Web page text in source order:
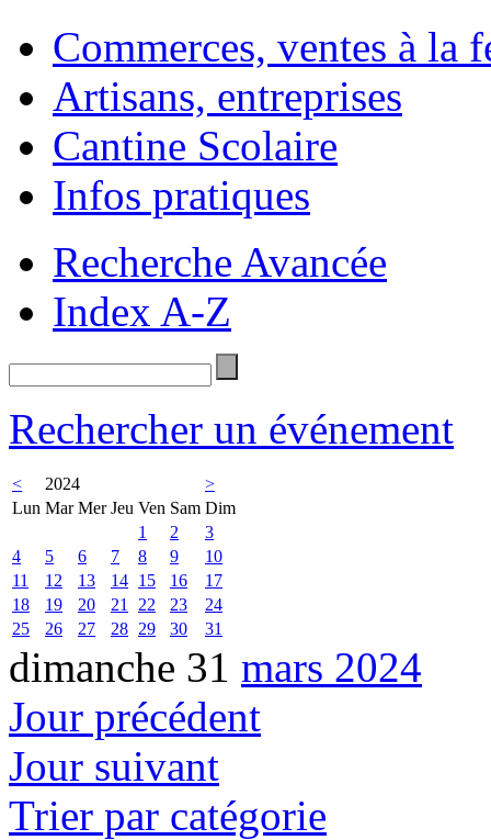
Commerces, ventes à la
Artisans, entreprises
Cantine Scolaire
Infos pratiques
Recherche Avancée
Index A-Z
Rechercher un événement
< 2024
>
Lun Mar Mer Jeu Ven Sam Dim
1
2
3
4
5 6 7 8 9
10
11
12 13 14 15 16
17
18
19 20 21 22 23
24
25
26 27 28 29 30 31
dimanche 31 mars 2024
Jour précédent
Jour suivant
Trier par catégorie